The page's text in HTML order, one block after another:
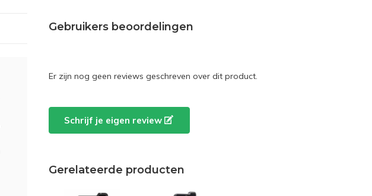
Gebruikers beoordelingen
Er zijn nog geen reviews geschreven over dit product.
Schrijf je eigen review
Gerelateerde producten